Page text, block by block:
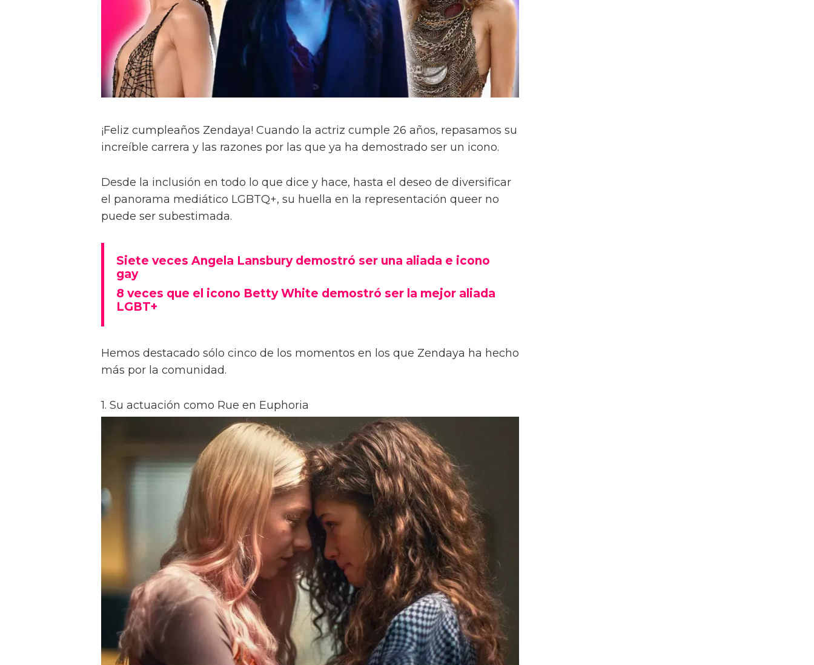
¡Feliz cumpleaños Zendaya! Cuando la actriz cumple 26 años, repasamos su
increíble carrera y las razones por las que ya ha demostrado ser un icono.
Desde la inclusión en todo lo que dice y hace, hasta el deseo de diversificar
el panorama mediático LGBTQ+, su huella en la representación queer no
puede ser subestimada.
Siete veces Angela Lansbury demostró ser una aliada e icono
gay
8 veces que el icono Betty White demostró ser la mejor aliada
LGBT+
Hemos destacado sólo cinco de los momentos en los que Zendaya ha hecho
más por la comunidad.
1. Su actuación como Rue en Euphoria